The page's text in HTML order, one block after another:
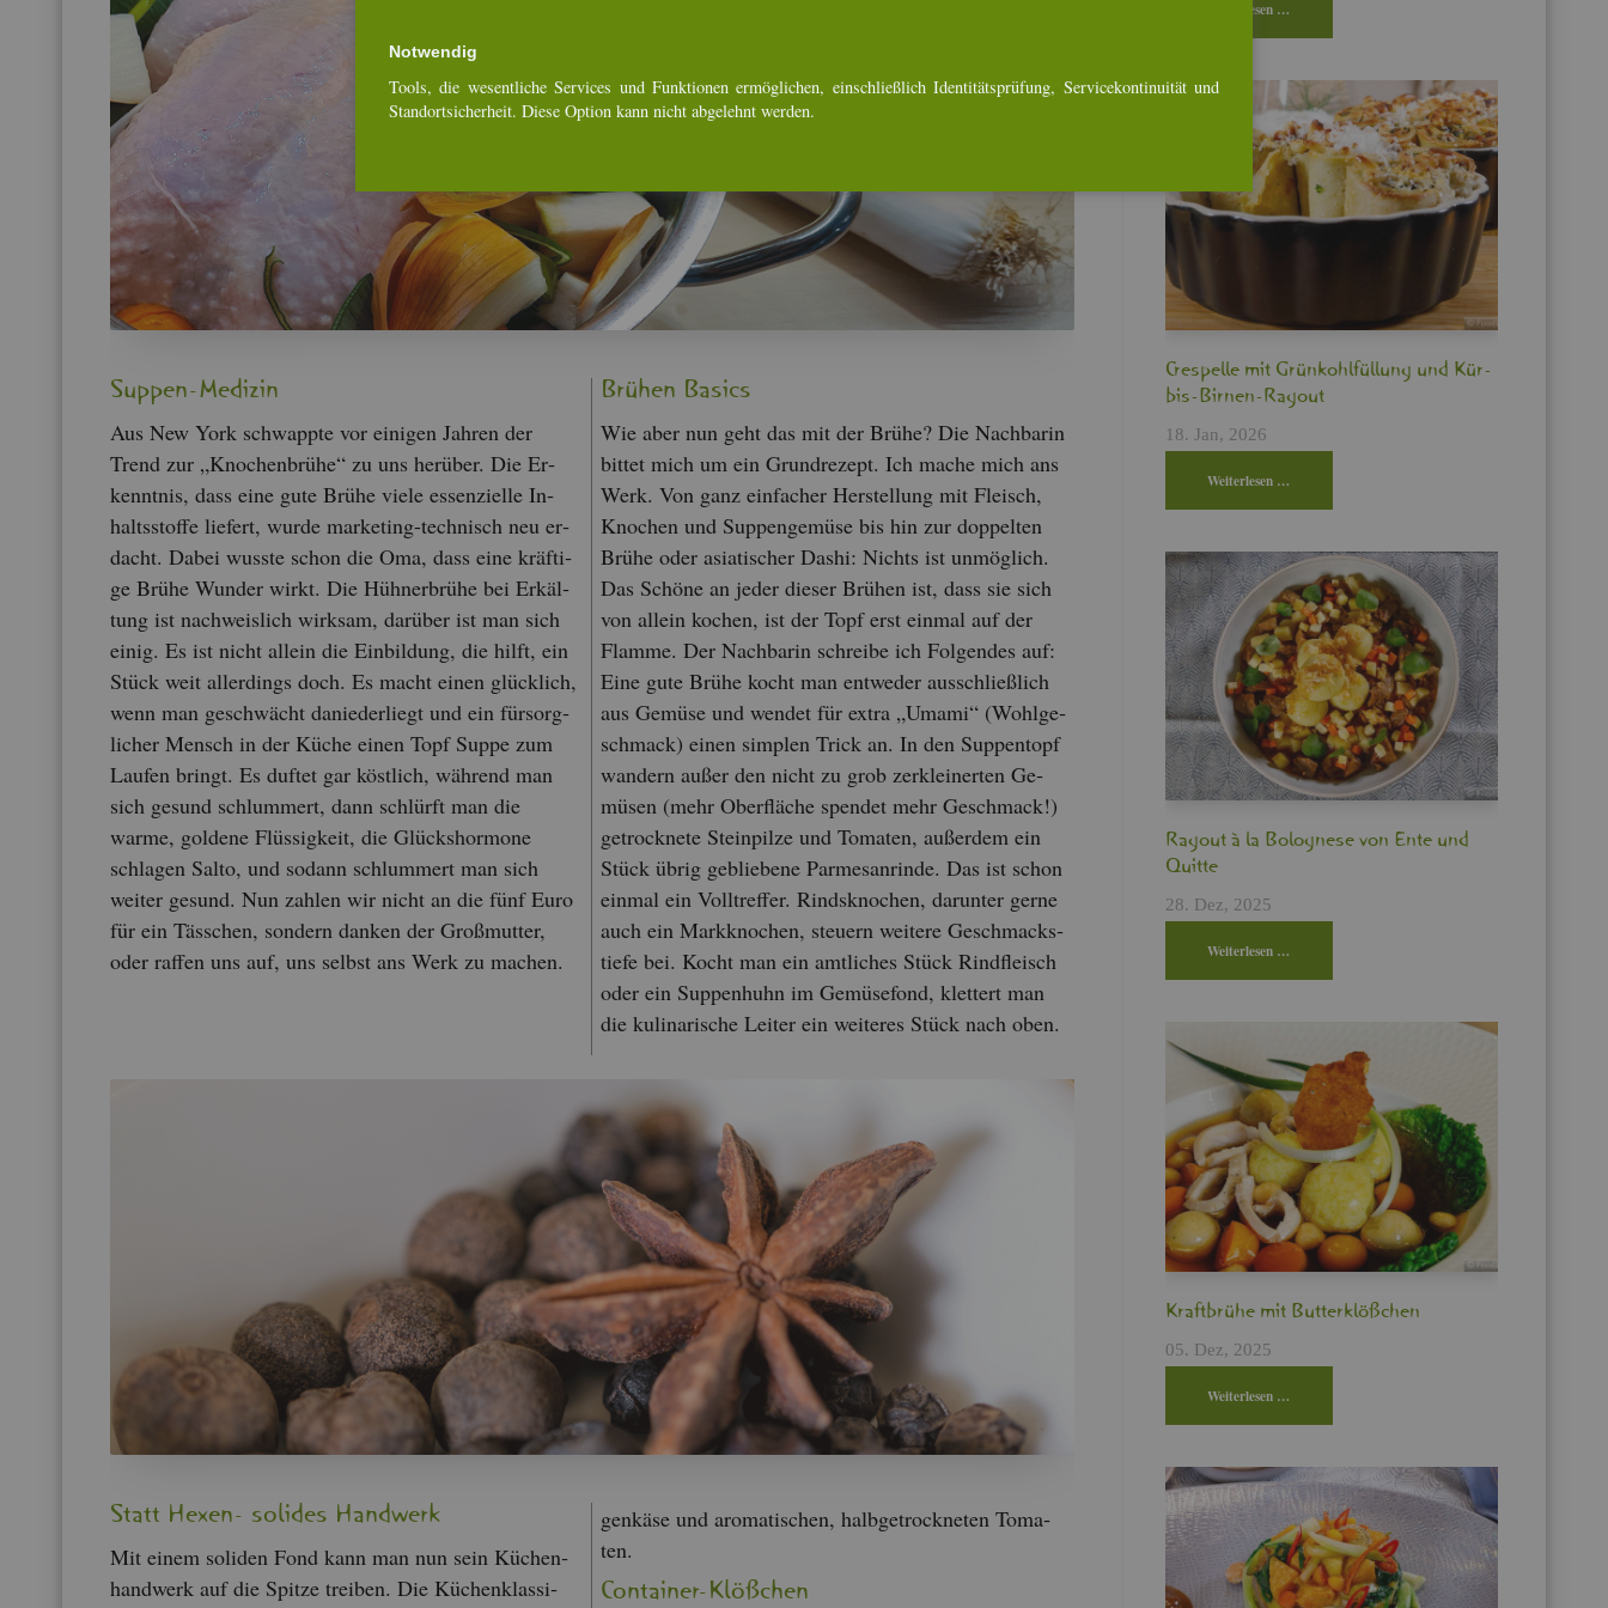
Sup­pen-Me­di­zin
Aus New York schwapp­te vor ei­ni­gen Jah­ren der
Trend zur „Kno­chen­brü­he“ zu uns her­über. Die Er­
kennt­nis, dass eine gute Brühe viele es­sen­zi­el­le In­
halts­stof­fe lie­fert, wurde mar­ke­ting-tech­nisch neu er­
dacht. Dabei wuss­te schon die Oma, dass eine kräf­ti­
ge Brühe Wun­der wirkt. Die Hüh­ner­brü­he bei Er­käl­
tung ist nach­weis­lich wirk­sam, dar­über ist man sich
einig. Es ist nicht al­lein die Ein­bil­dung, die hilft, ein
Stück weit al­ler­dings doch. Es macht einen glück­lich,
wenn man ge­schwächt da­nie­der­liegt und ein für­sorg­
li­cher Mensch in der Küche einen Topf Suppe zum
Lau­fen bringt. Es duf­tet gar köst­lich, wäh­rend man
sich ge­sund schlum­mert, dann schlürft man die
warme, gol­de­ne Flüs­sig­keit, die Glücks­hor­mo­ne
schla­gen Salto, und so­dann schlum­mert man sich
wei­ter ge­sund. Nun zah­len wir nicht an die fünf Euro
für ein Täss­chen, son­dern dan­ken der Gro­ßmut­ter,
oder raf­fen uns auf, uns selbst ans Werk zu ma­chen.
Brü­hen Ba­sics
Wie aber nun geht das mit der Brühe? Die Nach­ba­rin
bit­tet mich um ein Grund­re­zept. Ich mache mich ans
Werk. Von ganz ein­fa­cher Her­stel­lung mit Fleisch,
Kno­chen und Sup­pen­ge­mü­se bis hin zur dop­pel­ten
Brühe oder asia­ti­scher Dashi: Nichts ist un­mög­lich.
Das Schö­ne an jeder die­ser Brü­hen ist, dass sie sich
von al­lein ko­chen, ist der Topf erst ein­mal auf der
Flam­me. Der Nach­ba­rin schrei­be ich Fol­gen­des auf:
Eine gute Brühe kocht man ent­we­der aus­schlie­ß­lich
aus Ge­mü­se und wen­det für extra „Umami“ (Wohl­ge­
schmack) einen simp­len Trick an. In den Sup­pen­topf
wan­dern außer den nicht zu grob zer­klei­ner­ten Ge­
mü­sen (mehr Ober­flä­che spen­det mehr Ge­schmack!)
ge­trock­ne­te Stein­pil­ze und To­ma­ten, au­ßer­dem ein
Stück übrig ge­blie­be­ne Par­me­san­rin­de. Das ist schon
ein­mal ein Voll­tref­fer. Rinds­kno­chen, dar­un­ter gerne
auch ein Mark­kno­chen, steu­ern wei­te­re Ge­schmacks­
tie­fe bei. Kocht man ein amt­li­ches Stück Rind­fleisch
oder ein Sup­pen­huhn im Ge­mü­se­fond, klet­tert man
die ku­li­na­ri­sche Lei­ter ein wei­te­res Stück nach oben.
Statt Hexen- so­li­des Hand­werk
Mit einem so­li­den Fond kann man nun sein Kü­chen­
hand­werk auf die Spit­ze trei­ben. Die Kü­chen­klas­si­
gen­kä­se und aro­ma­ti­schen, halb­ge­trock­ne­ten To­ma­
ten.
Con­tai­ner-Klö­ßchen
Wei­ter­le­sen …
Cres­pel­le mit Grün­kohl­fül­lung und Kür­
bis-Bir­nen-Ra­gout
18. Jan, 2026
Wei­ter­le­sen …
Ra­gout à la Bo­lo­gne­se von Ente und
Quit­te
28. Dez, 2025
Wei­ter­le­sen …
Kraft­brü­he mit But­ter­klö­ßchen
05. Dez, 2025
Wei­ter­le­sen …
Not­wen­dig
Tools, die we­sent­li­che Ser­vices und Funk­tio­nen er­mög­li­chen, ein­schlie­ß­lich Iden­ti­täts­prü­fung, Ser­vice­kon­ti­nui­tät und
Stand­ort­si­cher­heit. Diese Op­ti­on kann nicht ab­ge­lehnt wer­den.